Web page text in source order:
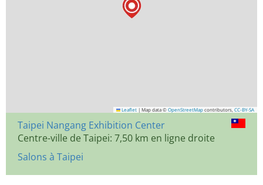
Leaflet | Map data © OpenStreetMap contributors, CC-BY-SA
Taipei Nangang Exhibition Center
Centre-ville de Taipei: 7,50 km en ligne droite
Salons à Taipei